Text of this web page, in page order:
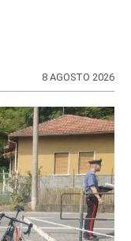
sbanca
cittadino e
8 AGOSTO 2026